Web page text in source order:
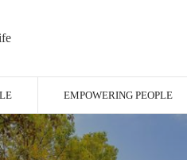
EMPOWERING PEOPLE